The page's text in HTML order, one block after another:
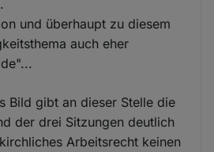
und überhaupt zu diesem
auch eher
Bild gibt an dieser Stelle die
der drei Sitzungen deutlich
Arbeitsrecht keinen